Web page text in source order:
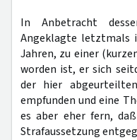
In Anbetracht
Angeklagte letztmals
Jahren, zu einer
worden ist, er sich
der hier
empfunden und eine
es aber eher fern,
Strafaussetzung